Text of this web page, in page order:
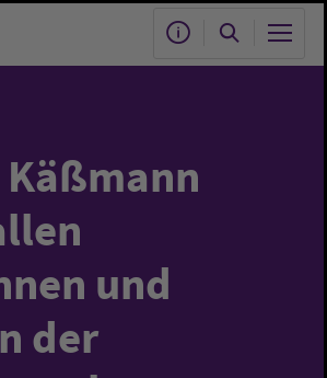
und
der